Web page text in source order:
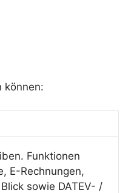
können:
Funktionen
E-Rechnungen,
sowie DATEV- /